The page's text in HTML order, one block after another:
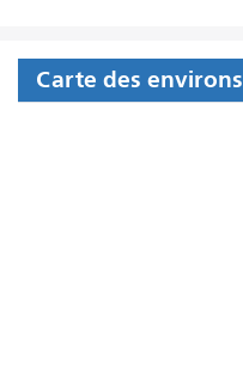
Carte des environs